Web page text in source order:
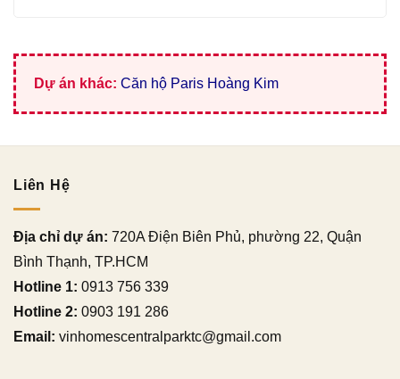
Dự án khác: Căn hộ Paris Hoàng Kim
Liên Hệ
Địa chỉ dự án: 720A Điện Biên Phủ, phường 22, Quận
Bình Thạnh, TP.HCM
Hotline 1: 0913 756 339
Hotline 2: 0903 191 286
Email: vinhomescentralparktc@gmail.com